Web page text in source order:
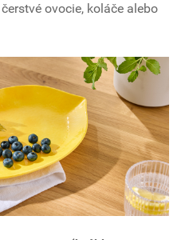
ovocie, koláče alebo